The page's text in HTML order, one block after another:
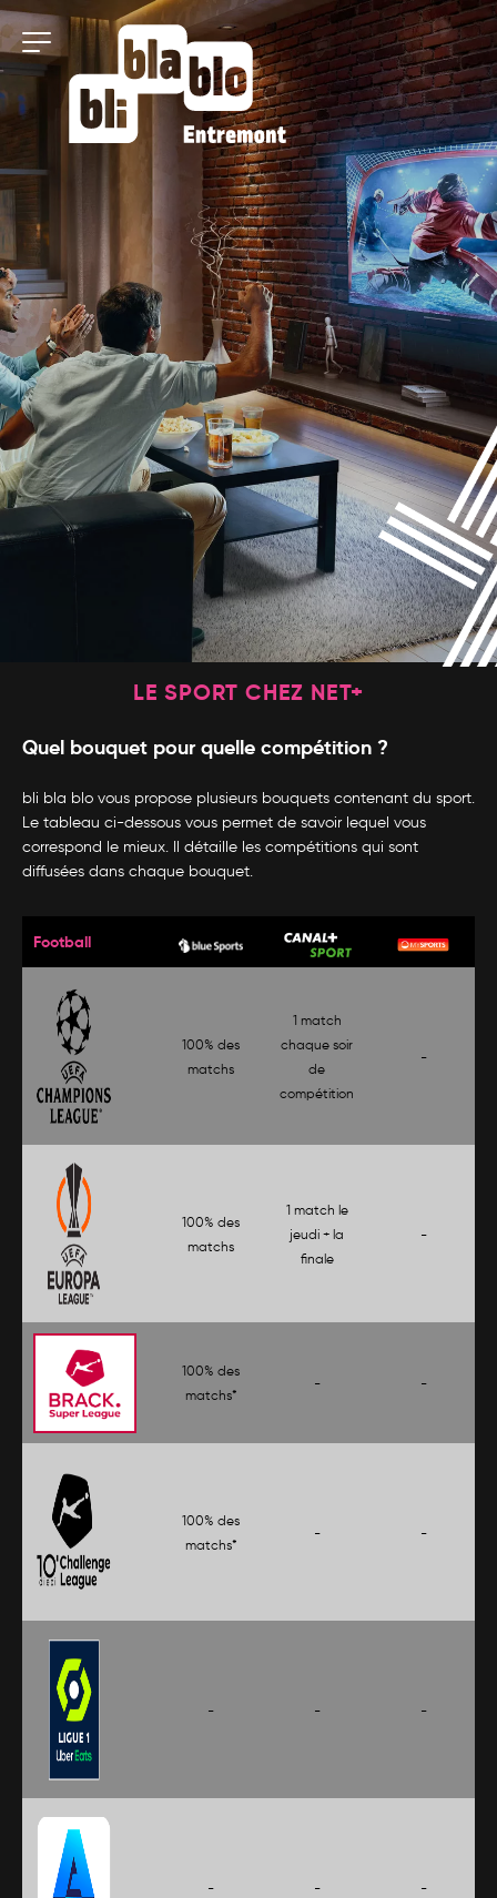
LE SPORT CHEZ NET+
Quel bouquet pour quelle compétition ?
bli bla blo vous propose plusieurs bouquets contenant du sport.
Le tableau ci-dessous vous permet de savoir lequel vous
correspond le mieux. Il détaille les compétitions qui sont
diffusées dans chaque bouquet.
Football
100% des
matchs
1 match
chaque soir
de
compétition
-
100% des
matchs
1 match le
jeudi + la
finale
-
100% des
matchs*
- -
100% des
matchs*
- -
- - -
- - -